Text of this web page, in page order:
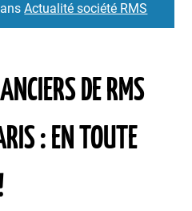
Actualité société RMS
DE RMS
: EN TOUTE